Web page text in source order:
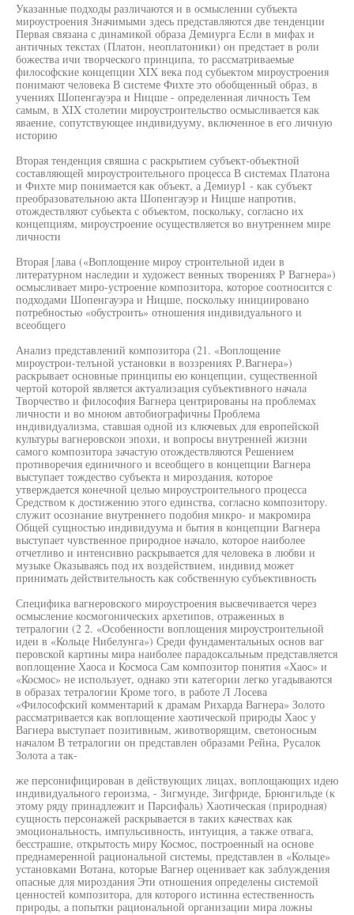
Указанные подходы различаются и в осмыслении субъекта
мироустроения Значимыми здесь представляются две тенденции
Первая связана с динамикой образа Демиурга Если в мифах и
античных текстах (Платон, неоплатоники) он предстает в роли
божества ичи творческого принципа, то рассматриваемые
философские концепции XIX века под субьектом мироустроения
понимают человека В системе Фихте это обобщенный образ, в
учениях Шопенгауэра и Ницше - определенная личность Тем
самым, в XIX столетии мироустроительство осмысливается как
яваение, сопутствующее индивидууму, включенное в его личную
историю
Вторая тенденция свяшна с раскрытием субъект-объектной
составляющей мироустроительного процесса В системах Платона
и Фихте мир понимается как объект, а Демиур1 - как субъект
преобразовательною акта Шопенгауэр и Ницше напротив,
отождествляют субьекта с объектом, поскольку, согласно их
концепциям, мироустроение осуществляется во внутреннем мире
личности
Вторая [лава («Воплощение мироу строительной идеи в
литературном наследии и художест венных творениях Р Вагнера»)
осмысливает миро-устроение композитора, которое соотносится с
подходами Шопенгауэра и Ницше, поскольку инициировано
потребностью «обустроить» отношения индивидуального и
всеобщего
Анализ представлений композитора (21. «Воплощение
мироустрои-телъной установки в воззрениях Р.Вагнера»)
раскрывает основные принципы ею концепции, существенной
чертой которой является актуализация субъективного начала
Творчество и философия Вагнера центрированы на проблемах
личности и во мноюм автобиографичны Проблема
индивидуализма, ставшая одной из ключевых для европейской
культуры вагнеровскои эпохи, и вопросы внутренней жизни
самого композитора зачастую отождествляются Решением
противоречия единичного и всеобщего в концепции Вагнера
выступает тождество субъекта и мироздания, которое
утверждается конечной целью мироустроительного процесса
Средством к достижению этого единства, согласно композитору.
служит осознание внутреннего подобия микро- и макромира
Общей сущностью индивидуума и бытия в концепции Вагнера
выступает чувственное природное начало, которое наиболее
отчетливо и интенсивно раскрывается для человека в любви и
музыке Оказываясь под их воздействием, индивид может
принимать действительность как собственную субъективность
Специфика вагнеровского мироустроения высвечивается через
осмысление космогонических архетипов, отраженных в
тетралогии (2 2. «Особенности воплощения мироустроительной
идеи в «Кольце Нибелунга») Среди фундаментальных основ ваг
перовской картины мира наиболее парадоксальным представляется
воплощение Хаоса и Космоса Сам композитор понятия «Хаос» и
«Космос» не использует, однако эти категории легко угадываются
в образах тетралогии Кроме того, в работе Л Лосева
«Философский комментарий к драмам Рихарда Вагнера» Золото
рассматривается как воплощение хаотической природы Хаос у
Вагнера выступает позитивным, животворящим, светоносным
началом В тетралогии он представлен образами Рейна, Русалок
Золота а так-
же персонифицирован в действующих лицах, воплощающих идею
индивидуального героизма, - Зигмунде, Зигфриде, Брюнгильде (к
этому ряду принадлежит и Парсифаль) Хаотическая (природная)
сущность персонажей раскрывается в таких качествах как
эмоциональность, импульсивность, интуиция, а также отвага,
бесстрашие, открытость миру Космос, построенный на основе
преднамеренной рациональной системы, представлен в «Кольце»
установками Вотана, которые Вагнер оценивает как заблуждения
опасные для мироздания Эти отношения определены системой
ценностей композитора, для которого истинна естественность
природы, а попытки рациональной организации мира ложны